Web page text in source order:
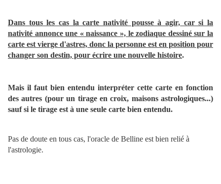
Dans tous les cas la carte nativité pousse à agir, car si la
nativité annonce une « naissance », le zodiaque dessiné sur la
carte est vierge d'astres, donc la personne est en position pour
changer son destin, pour écrire une nouvelle histoire.
Mais il faut bien entendu interpréter cette carte en fonction
des autres (pour un tirage en croix, maisons astrologiques...)
sauf si le tirage est à une seule carte bien entendu.
Pas de doute en tous cas, l'oracle de Belline est bien relié à
l'astrologie.